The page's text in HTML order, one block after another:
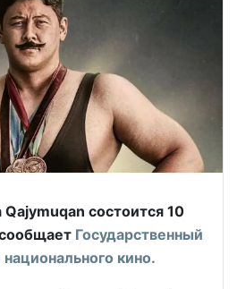
состоится 10
Государственный
кино.